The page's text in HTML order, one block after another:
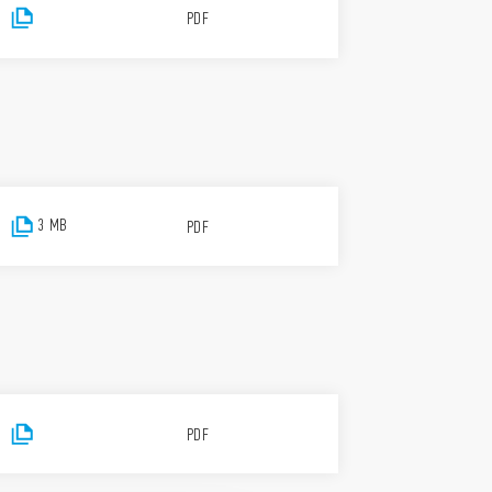
PDF
3 MB PDF
PDF